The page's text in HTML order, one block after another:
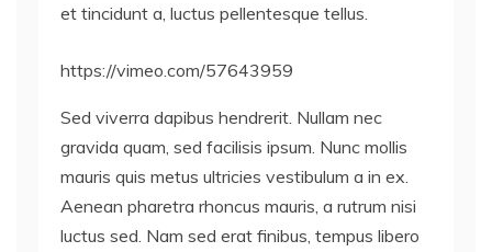
et tincidunt a, luctus pellentesque tellus.
https://vimeo.com/57643959
Sed viverra dapibus hendrerit. Nullam nec
gravida quam, sed facilisis ipsum. Nunc mollis
mauris quis metus ultricies vestibulum a in ex.
Aenean pharetra rhoncus mauris, a rutrum nisi
luctus sed. Nam sed erat finibus, tempus libero